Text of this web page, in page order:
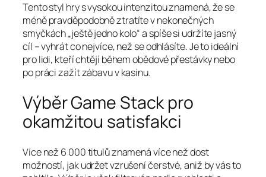
Tento styl hry s vysokou intenzitou znamená, že se
méně pravděpodobně ztratíte v nekonečných
smyčkách „ještě jedno kolo“ a spíše si udržíte jasný
cíl – vyhrát co nejvíce, než se odhlásíte. Je to ideální
pro lidi, kteří chtějí během obědové přestávky nebo
po práci zažít zábavu v kasinu.
Výběr Game Stack pro
okamžitou satisfakci
Více než 6 000 titulů znamená více než dost
možností, jak udržet vzrušení čerstvé, aniž by vás to